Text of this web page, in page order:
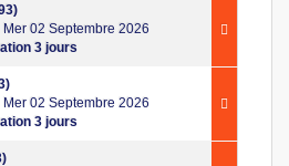
Mer 02 Septembre 2026
3 jours
Mer 02 Septembre 2026
3 jours